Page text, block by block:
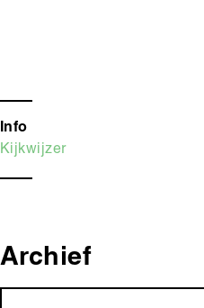
Info
Kijkwijzer
Archief